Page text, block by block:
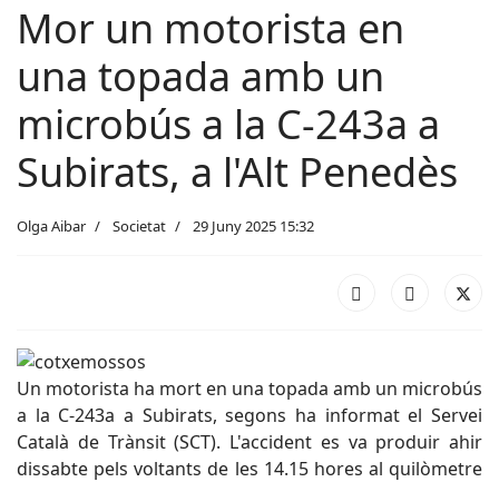
Mor un motorista en
una topada amb un
microbús a la C-243a a
Subirats, a l'Alt Penedès
Olga Aibar Societat 29 Juny 2025 15:32
Un motorista ha mort en una topada amb un microbús
a la C-243a a Subirats, segons ha informat el Servei
Català de Trànsit (SCT). L'accident es va produir ahir
dissabte pels voltants de les 14.15 hores al quilòmetre